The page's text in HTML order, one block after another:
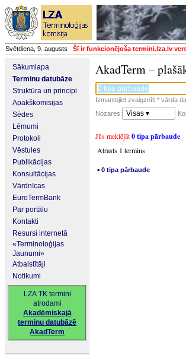
Svētdiena, 9. augusts Šī ir funkcionējoša termini.lza.lv
Sākumlapa
Terminu datubāze
Struktūra un principi
Apakškomisijas
Sēdes
Lēmumi
Protokoli
Vēstules
Publikācijas
Konsultācijas
Vārdnīcas
EuroTermBank
Par portālu
Kontakti
Resursi internetā
«Terminoloģijas
Jaunumi»
Atbalstītāji
Notikumi
LZA TK termini
atrodami
Akadēmiskajā
terminu datubāzē
AkadTerm
AkadTerm –
Izmantojiet zvaigznīti * vārda
Nozares:
Visas ▾
Jūs meklējāt0 tipa pārbaude
Atrasts 1 termins
▪ 0 tipa pārbaude